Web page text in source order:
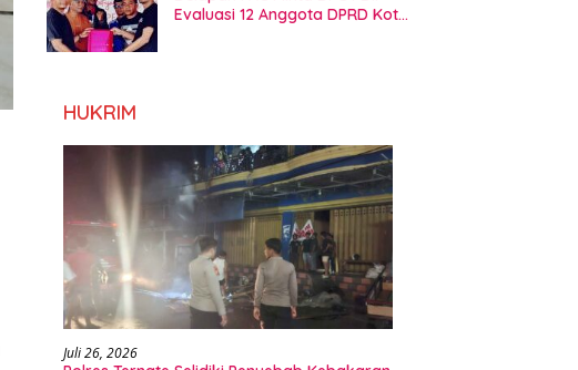
Evaluasi 12 Anggota DPRD Kota
HUKRIM
Juli 26, 2026